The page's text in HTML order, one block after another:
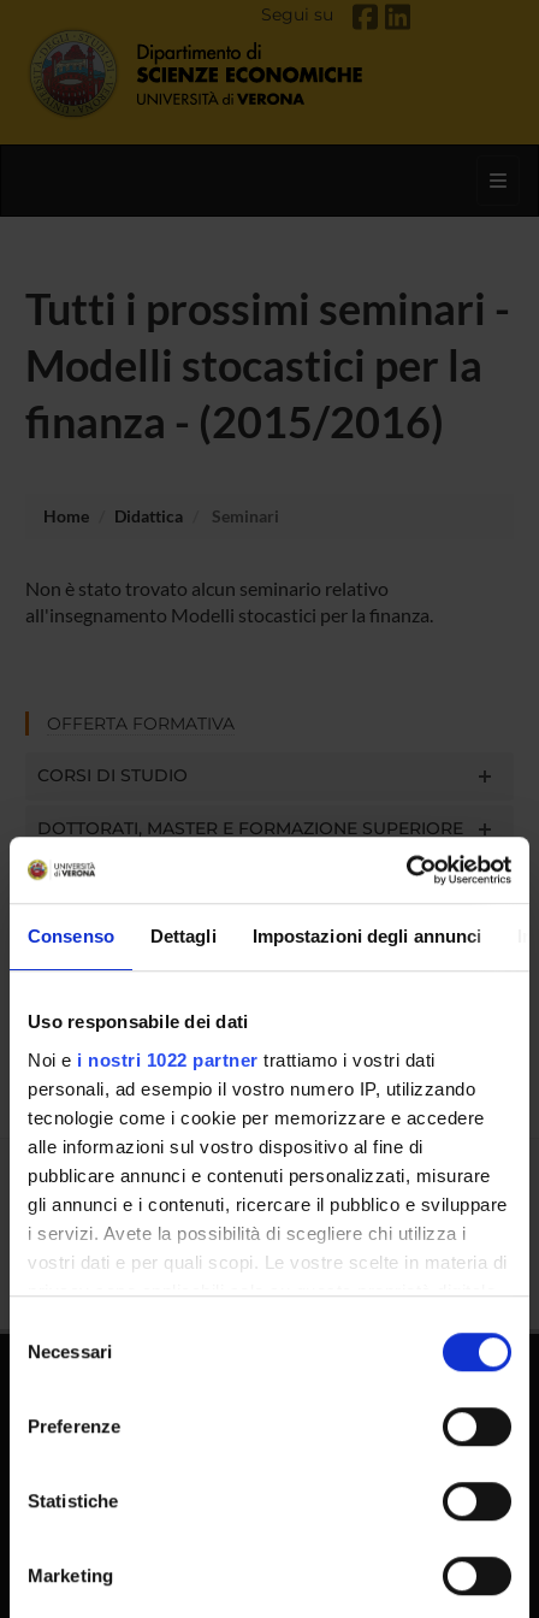
Consenso Dettagli Impostazioni degli annunci
Uso responsabile dei dati
Noi e i nostri 1022 partner trattiamo i vostri dati
personali, ad esempio il vostro numero IP, utilizzando
tecnologie come i cookie per memorizzare e accedere
alle informazioni sul vostro dispositivo al fine di
pubblicare annunci e contenuti personalizzati, misurare
gli annunci e i contenuti, ricercare il pubblico e sviluppare
i servizi. Avete la possibilità di scegliere chi utilizza i
vostri dati e per quali scopi. Le vostre scelte in materia di
privacy sono applicabili solo su questa proprietà digitale
modificare o revocare il proprio consenso in qualsiasi
momento dalla Dichiarazione sui cookie o facendo clic
raccogliere informazioni sulla tua posizione
geografica, con un'approssimazione di qualche
Identificare il tuo dispositivo, scansionandolo
delNecessari
Preferenze
Statistiche
Marketing
Segui su
Tutti i prossimi seminari -
Modelli stocastici per la
finanza - (2015/2016)
Home Didattica Seminari
Non è stato trovato alcun seminario relativo
all'insegnamento Modelli stocastici per la finanza.
OFFERTA FORMATIVA
CORSI DI STUDIO
DOTTORATI, MASTER E FORMAZIONE SUPERIORE
Persone
Luoghi
Condividi
E-learning